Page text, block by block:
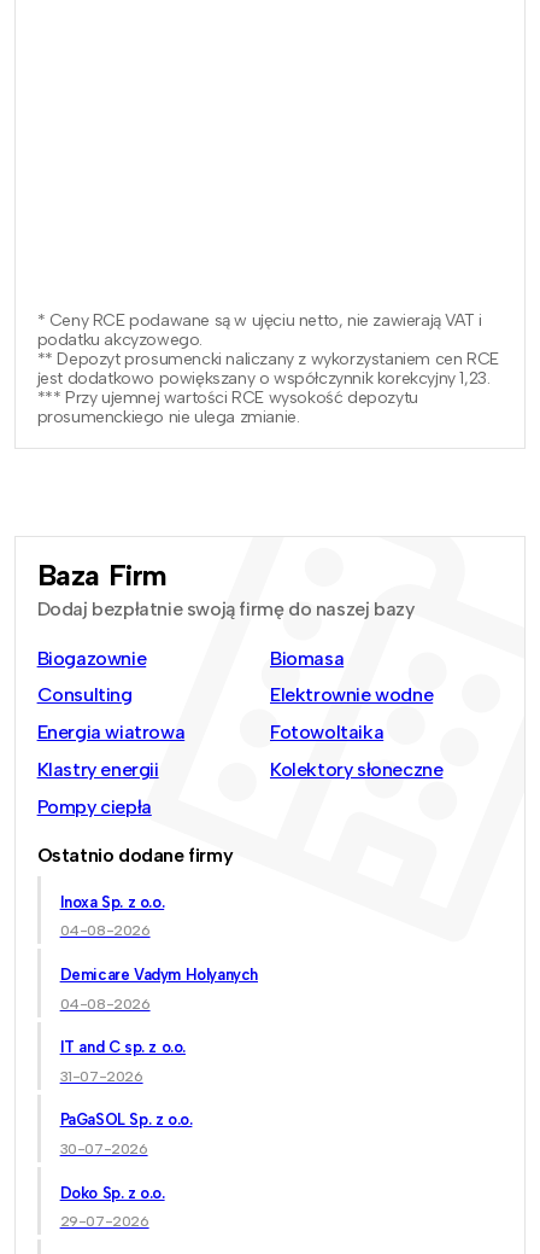
* Ceny RCE podawane są w ujęciu netto, nie zawierają VAT i
podatku akcyzowego.
** Depozyt prosumencki naliczany z wykorzystaniem cen RCE
jest dodatkowo powiększany o współczynnik korekcyjny 1,23.
*** Przy ujemnej wartości RCE wysokość depozytu
prosumenckiego nie ulega zmianie.
Baza Firm
Dodaj bezpłatnie swoją firmę do naszej bazy
Biogazownie
Biomasa
Consulting
Elektrownie wodne
Energia wiatrowa
Fotowoltaika
Klastry energii
Kolektory słoneczne
Pompy ciepła
Ostatnio dodane firmy
Inoxa Sp. z o.o.
04-08-2026
Demicare Vadym Holyanych
04-08-2026
IT and C sp. z o.o.
31-07-2026
PaGaSOL Sp. z o.o.
30-07-2026
Doko Sp. z o.o.
29-07-2026